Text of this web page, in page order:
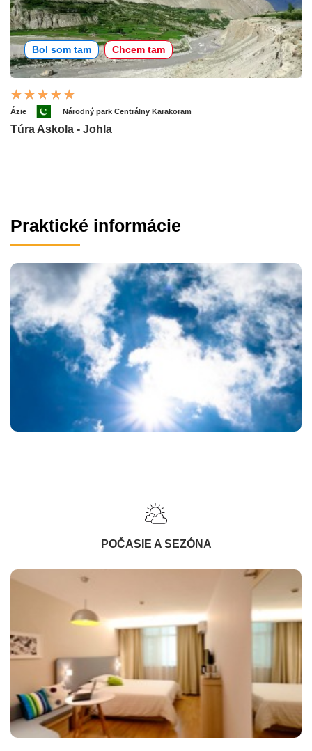
Bol som tam Chcem tam
Ázie Národný park Centrálny Karakoram
Túra Askola - Johla
Praktické informácie
POČASIE A SEZÓNA